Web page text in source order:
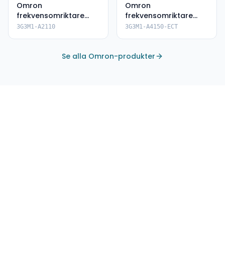
Omron
frekvensomriktare
3G3M1-A2110
3G3M1-A2110
Omron
frekvensomriktare
3G3M1-A4150-ECT
3G3M1-A4150-ECT
Se alla Omron-produkter